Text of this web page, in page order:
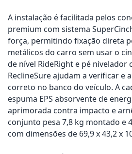
A instalação é facilitada pelos
premium com sistema
força, permitindo fixação direta
metálicos do carro sem usar o
de nível RideRight e pé nivelador
ReclineSure ajudam a verificar e
correto no banco do veículo. A
espuma EPS absorvente de
aprimorada contra impacto e
conjunto pesa 7,8 kg montado e
com dimensões de 69,9 x 43,2 x